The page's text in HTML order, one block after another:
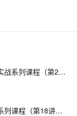
云栖社区特邀专家徐雷Java Spring Boot开发实战系列课程（第20讲）：经典面试题与阿里等名企内部招聘求职面试技巧
阿里特邀专家徐雷Java Spring Boot开发实战系列课程（第18讲）：制作Java Docker镜像与推送到DockerHub和阿里云Docker仓库